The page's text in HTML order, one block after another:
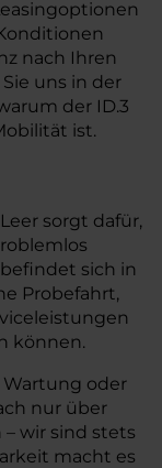
nach Ihren
uns in der
der ID.3
ist.
sorgt dafür,
sich in
Probefahrt,
können.
Wartung oder
nur über
wir sind stets
macht es